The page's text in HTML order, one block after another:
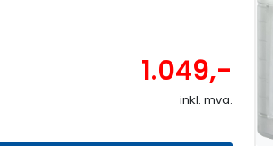
1.049,-
inkl. mva.